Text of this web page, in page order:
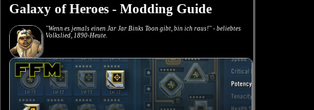
Galaxy of Heroes - Modding Guide
"Wenn es jemals einen Jar Jar Binks Toon gibt, bin ich raus!" - beliebtes
Volkslied, 1890-Heute.